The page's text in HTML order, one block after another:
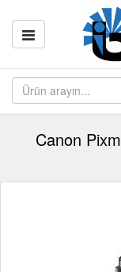
Canon